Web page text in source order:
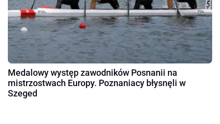
Medalowy występ zawodników Posnanii na
mistrzostwach Europy. Poznaniacy błysnęli w
Szeged